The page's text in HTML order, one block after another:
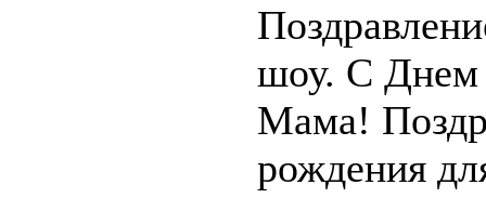
шоу. С Днем
Мама!
рождения